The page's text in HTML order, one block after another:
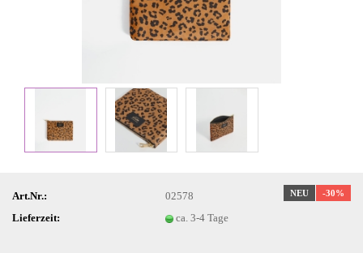
NEU -30%
Art.Nr.:
02578
Lieferzeit:
ca. 3-4 Tage